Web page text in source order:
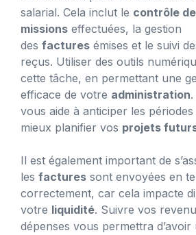
salarial. Cela inclut le contrôle
missions effectuées, la gestion
des factures émises et le suivi
reçus. Utiliser des outils
cette tâche, en permettant une
efficace de votre administration
vous aide à anticiper les
mieux planifier vos projets
Il est également important de
les factures sont envoyées en
correctement, car cela impacte
votre liquidité. Suivre vos
dépenses vous permettra d’avoir